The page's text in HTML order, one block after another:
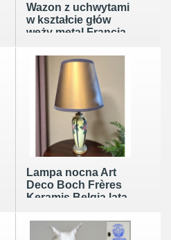
Wazon z uchwytami
w kształcie głów
węży metal Francja
Lampa nocna Art
Deco Boch Frères
Keramis Belgia lata
abażurem